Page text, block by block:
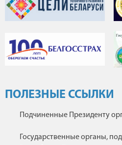
ПОЛЕЗНЫЕ ССЫЛКИ
Подчиненные Президенту
Государственные органы,